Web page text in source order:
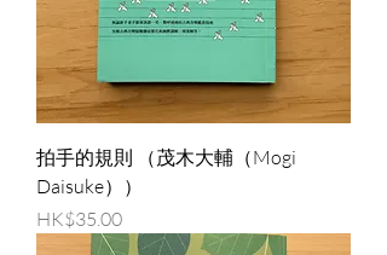
拍手的規則 （茂木大輔（Mogi
Daisuke））
價格
HK$35.00